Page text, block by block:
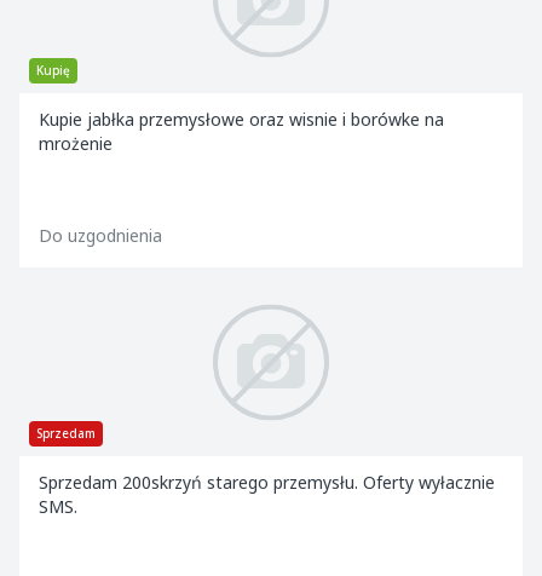
Kupię
Kupie jabłka przemysłowe oraz wisnie i borówke na
mrożenie
Do uzgodnienia
Sprzedam
Sprzedam 200skrzyń starego przemysłu. Oferty wyłacznie
SMS.